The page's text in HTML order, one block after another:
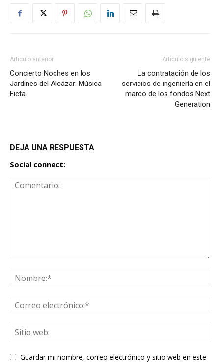
Artículo anterior
Concierto Noches en los
Jardines del Alcázar: Música
Ficta
Artículo siguiente
La contratación de los
servicios de ingeniería en el
marco de los fondos Next
Generation
DEJA UNA RESPUESTA
Social connect:
Guardar mi nombre, correo electrónico y sitio web en este